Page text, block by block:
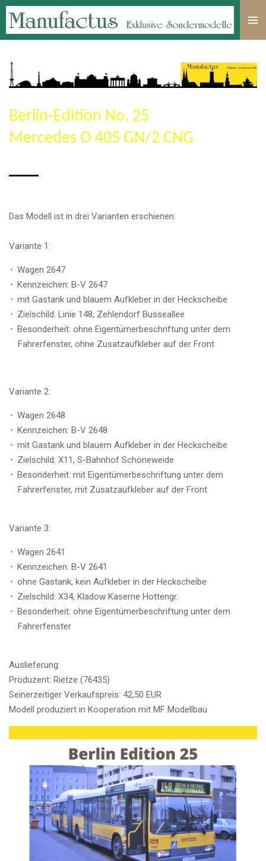
Zum
Hauptinhalt
springen
Berlin-Edition No. 25
Mercedes O 405 GN/2 CNG
Das Modell ist in drei Varianten erschienen:
Variante 1:
Wagen 2647
Kennzeichen: B-V 2647
mit Gastank und blauem Aufkleber in der Heckscheibe
Zielschild: Linie 148, Zehlendorf Busseallee
Besonderheit: ohne Eigentümerbeschriftung unter dem
Fahrerfenster, ohne Zusatzaufkleber auf der Front
Variante 2:
Wagen 2648
Kennzeichen: B-V 2648
mit Gastank und blauem Aufkleber in der Heckscheibe
Zielschild: X11, S-Bahnhof Schöneweide
Besonderheit: mit Eigentümerbeschriftung unter dem
Fahrerfenster, mit Zusatzaufkleber auf der Front
Variante 3:
Wagen 2641
Kennzeichen: B-V 2641
ohne Gastank, kein Aufkleber in der Heckscheibe
Zielschild: X34, Kladow Kaserne Hottengr.
Besonderheit: ohne Eigentümerbeschriftung unter dem
Fahrerfenster
Auslieferung:
Produzent: Rietze (76435)
Seinerzeitiger Verkaufspreis: 42,50 EUR
Modell produziert in Kooperation mit MF Modellbau